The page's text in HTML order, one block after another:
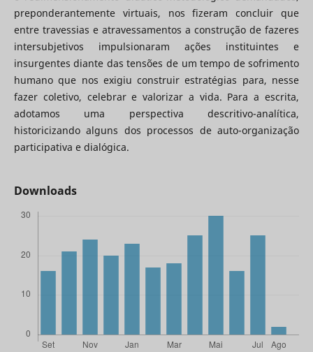
preponderantemente virtuais, nos fizeram concluir que
entre travessias e atravessamentos a construção de fazeres
intersubjetivos impulsionaram ações instituintes e
insurgentes diante das tensões de um tempo de sofrimento
humano que nos exigiu construir estratégias para, nesse
fazer coletivo, celebrar e valorizar a vida. Para a escrita,
adotamos uma perspectiva descritivo-analítica,
historicizando alguns dos processos de auto-organização
participativa e dialógica.
Downloads